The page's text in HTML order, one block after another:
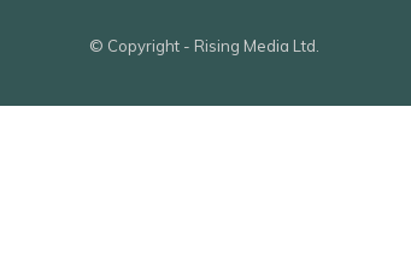
© Copyright - Rising Media Ltd.